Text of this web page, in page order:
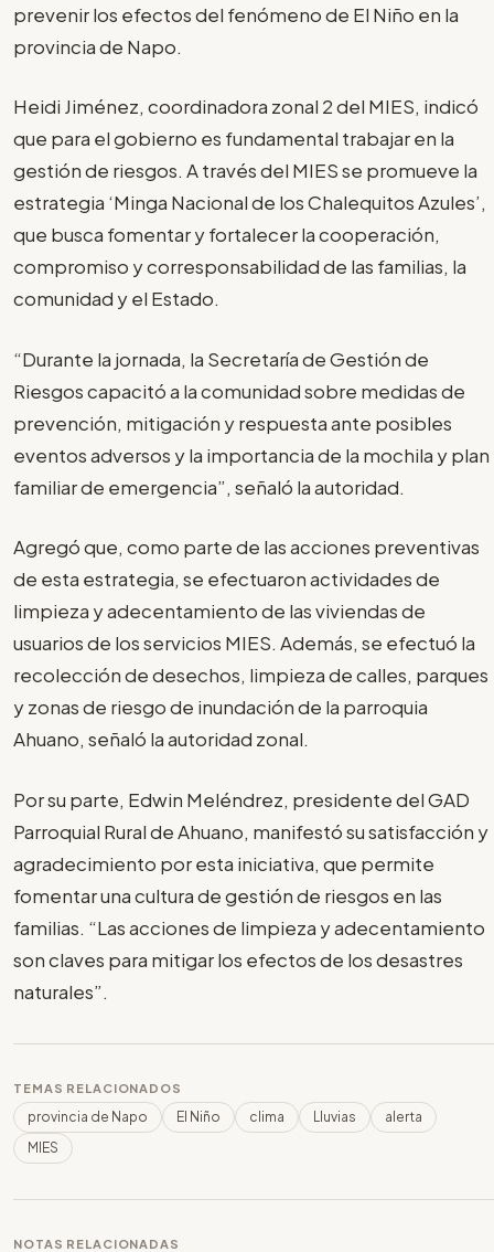
prevenir los efectos del fenómeno de El Niño en la
provincia de Napo.
Heidi Jiménez, coordinadora zonal 2 del MIES, indicó
que para el gobierno es fundamental trabajar en la
gestión de riesgos. A través del MIES se promueve la
estrategia ‘Minga Nacional de los Chalequitos Azules’,
que busca fomentar y fortalecer la cooperación,
compromiso y corresponsabilidad de las familias, la
comunidad y el Estado.
“Durante la jornada, la Secretaría de Gestión de
Riesgos capacitó a la comunidad sobre medidas de
prevención, mitigación y respuesta ante posibles
eventos adversos y la importancia de la mochila y plan
familiar de emergencia”, señaló la autoridad.
Agregó que, como parte de las acciones preventivas
de esta estrategia, se efectuaron actividades de
limpieza y adecentamiento de las viviendas de
usuarios de los servicios MIES. Además, se efectuó la
recolección de desechos, limpieza de calles, parques
y zonas de riesgo de inundación de la parroquia
Ahuano, señaló la autoridad zonal.
Por su parte, Edwin Meléndrez, presidente del GAD
Parroquial Rural de Ahuano, manifestó su satisfacción y
agradecimiento por esta iniciativa, que permite
fomentar una cultura de gestión de riesgos en las
familias. “Las acciones de limpieza y adecentamiento
son claves para mitigar los efectos de los desastres
naturales”.
TEMAS RELACIONADOS
provincia de Napo El Niño clima Lluvias
alerta
MIES
NOTAS RELACIONADAS